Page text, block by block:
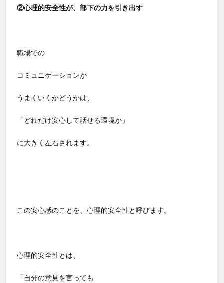
②心理的安全性が、部下の力を引き出す
職場での
コミュニケーションが
うまくいくかどうかは、
「どれだけ安心して話せる環境か」
に大きく左右されます。
この安心感のことを、心理的安全性と呼びます。
心理的安全性とは、
「自分の意見を言っても